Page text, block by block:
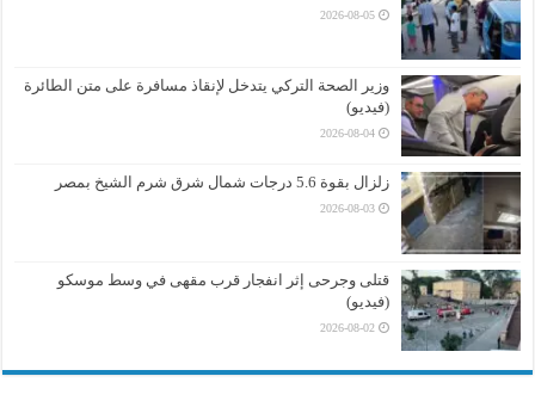
2026-08-05
وزير الصحة التركي يتدخل لإنقاذ مسافرة على متن الطائرة
(فيديو)
2026-08-04
زلزال بقوة 5.6 درجات شمال شرق شرم الشيخ بمصر
2026-08-03
قتلى وجرحى إثر انفجار قرب مقهى في وسط موسكو
(فيديو)
2026-08-02